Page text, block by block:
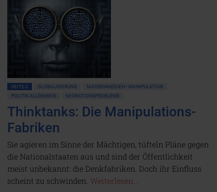
SEITE 2 GLOBALISIERUNG
MASSENMEDIEN • MANIPULATION
POLITIK ALLGEMEIN
MIGRATIONSPROBLEME
Thinktanks: Die Manipulations-
Fabriken
Sie agieren im Sinne der Mächtigen, tüfteln Pläne gegen
die Nationalstaaten aus und sind der Öffentlichkeit
meist unbekannt: die Denkfabriken. Doch ihr Einfluss
scheint zu schwinden. Weiterlesen...